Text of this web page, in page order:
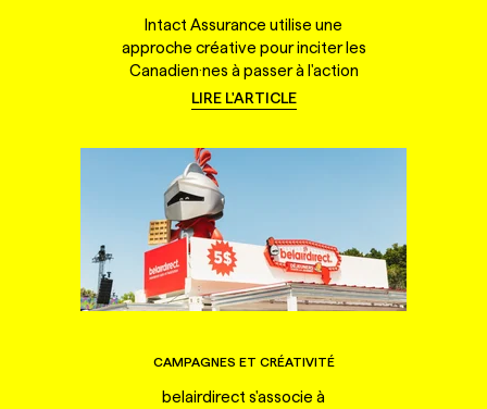
Intact Assurance utilise une
approche créative pour inciter les
Canadien·nes à passer à l'action
LIRE L'ARTICLE
CAMPAGNES ET CRÉATIVITÉ
belairdirect s'associe à